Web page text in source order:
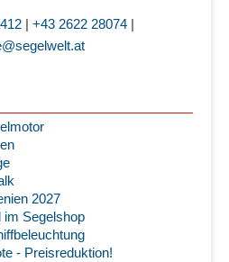
| +43 2622 28074 |
2027
im Segelshop
- Preisreduktion!